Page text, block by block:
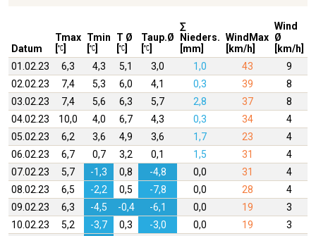
Datum
Tmax Tmin
T Ø
Taup.Ø
∑
Nieders.
[mm]
WindMax
[km/h]
Wind
Ø
[km/h]
01.02.23 6,3 4,3 5,1 3,0 1,0 43 9
02.02.23
7,4 5,3 6,0 4,1 0,3 39 8
03.02.23
7,4 5,6 6,3 5,7 2,8 37 8
04.02.23
10,0 4,0 6,7 4,3 0,3 34 4
05.02.23
6,2 3,6 4,9 3,6 1,7 23 4
06.02.23
6,7 0,7 3,2 0,1 1,5 31 4
07.02.23
5,7 -1,3 0,8 -4,8 0,0 31
4
08.02.23
6,5 -2,2 0,5 -7,8 0,0 28 4
09.02.23
6,3 -4,5 -0,4 -6,1 0,0 19 3
10.02.23
5,2 -3,7 0,3 -3,0 0,0 19 3